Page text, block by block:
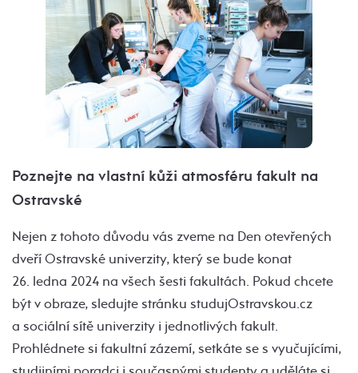
Poznejte na vlastní kůži atmosféru fakult na
Ostravské
Nejen z tohoto důvodu vás zveme na Den otevřených
dveří Ostravské univerzity, který se bude konat
26. ledna 2024 na všech šesti fakultách. Pokud chcete
být v obraze, sledujte stránku studujOstravskou.cz
a sociální sítě univerzity i jednotlivých fakult.
Prohlédnete si fakultní zázemí, setkáte se s vyučujícími,